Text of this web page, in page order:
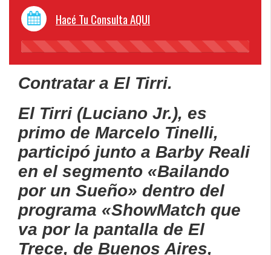
Hacé Tu Consulta AQUI
45%
Contratar a El Tirri.
El Tirri (Luciano Jr.), es
primo de Marcelo Tinelli,
participó junto a Barby Reali
en el segmento «Bailando
por un Sueño» dentro del
programa «ShowMatch que
va por la pantalla de El
Trece, de Buenos Aires,